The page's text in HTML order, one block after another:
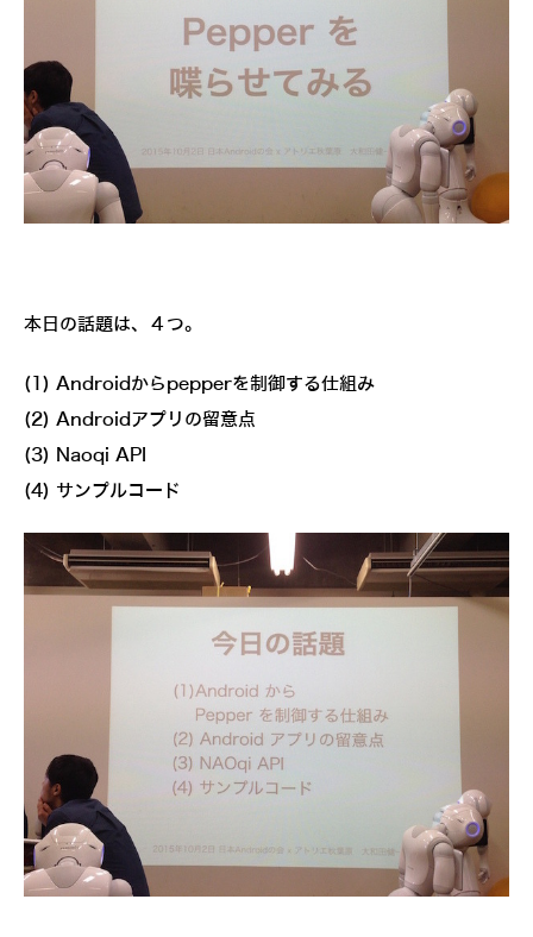
本日の話題は、４つ。
(1) Androidからpepperを制御する仕組み
(2) Androidアプリの留意点
(3) Naoqi API
(4) サンプルコード